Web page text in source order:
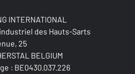
INTERNATIONAL
des Hauts-Sarts
25
BELGIUM
: BE0430.037.226